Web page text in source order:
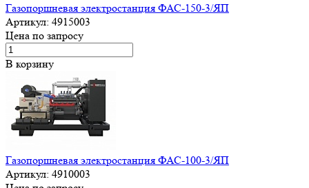
Газопоршневая электростанция ФАС-150-3/ЯП
Артикул: 4915003
Цена по запросу
В корзину
Газопоршневая электростанция ФАС-100-3/ЯП
Артикул: 4910003